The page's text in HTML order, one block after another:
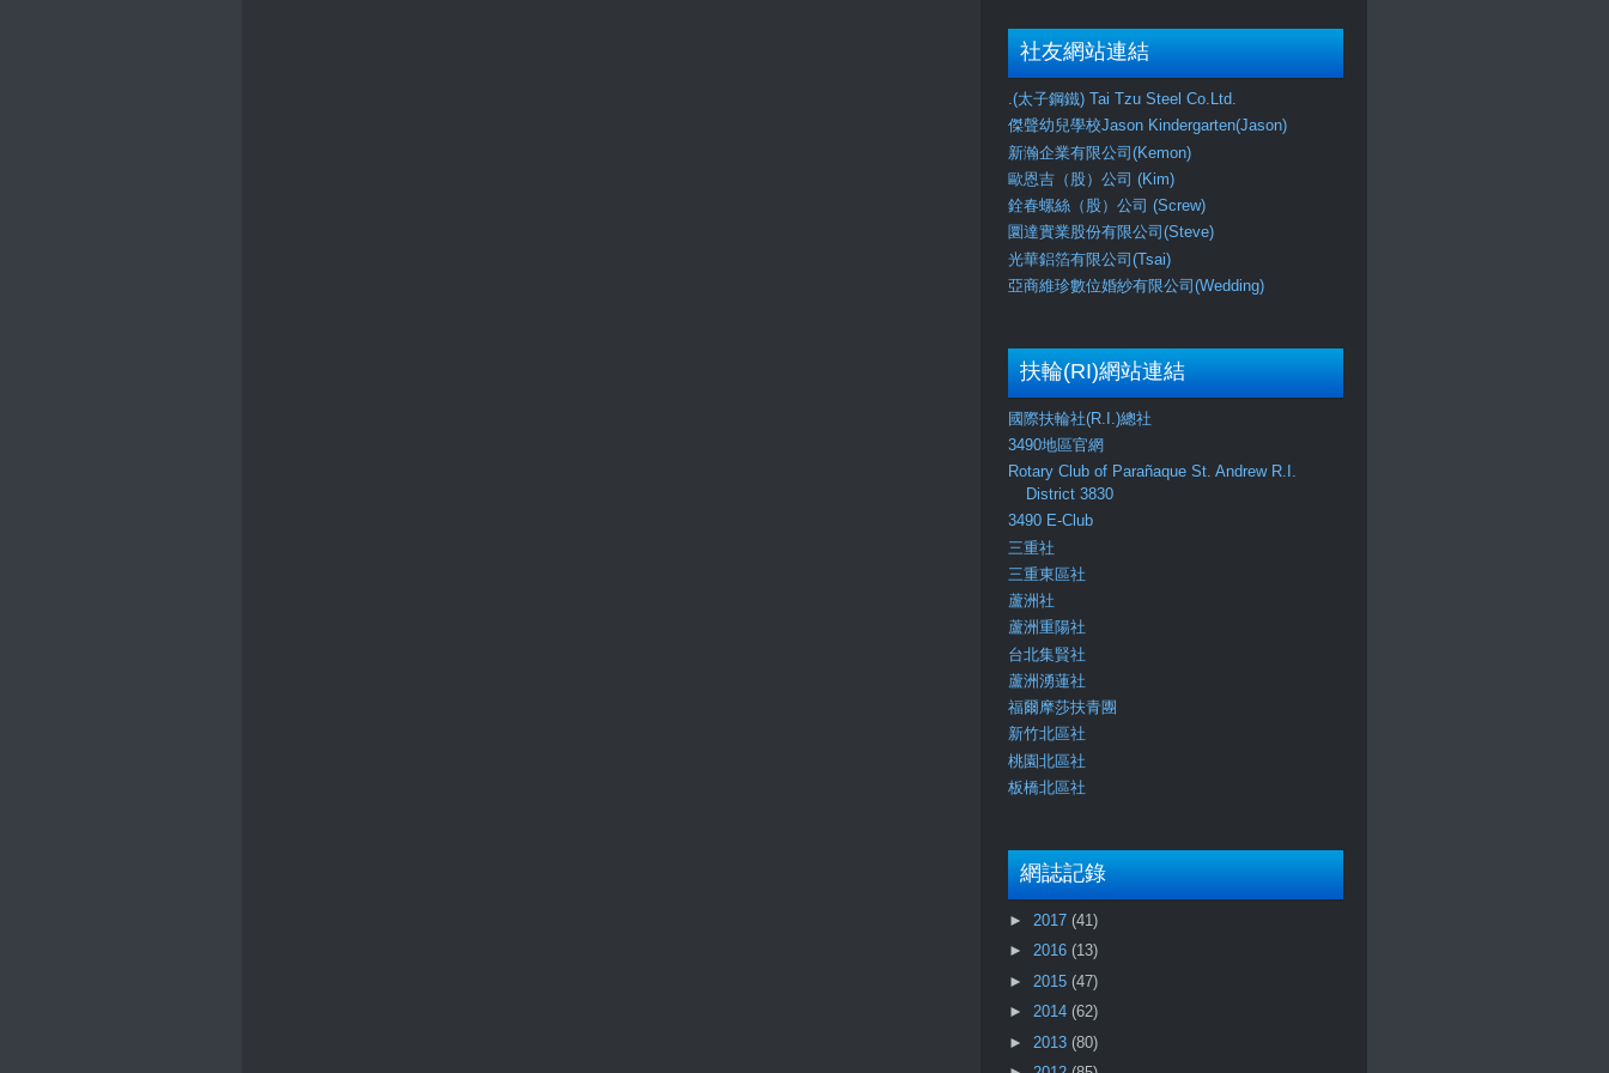
社友網站連結
.(太子鋼鐵) Tai Tzu Steel Co.Ltd.
傑聲幼兒學校Jason Kindergarten(Jason)
新瀚企業有限公司(Kemon)
歐恩吉（股）公司 (Kim)
銓春螺絲（股）公司 (Screw)
圜達實業股份有限公司(Steve)
光華鋁箔有限公司(Tsai)
亞商維珍數位婚紗有限公司(Wedding)
扶輪(RI)網站連結
國際扶輪社(R.I.)總社
3490地區官網
Rotary Club of Parañaque St. Andrew R.I.
District 3830
3490 E-Club
三重社
三重東區社
蘆洲社
蘆洲重陽社
台北集賢社
蘆洲湧蓮社
福爾摩莎扶青團
新竹北區社
桃園北區社
板橋北區社
網誌記錄
► 2017 (41)
► 2016 (13)
► 2015 (47)
► 2014 (62)
► 2013 (80)